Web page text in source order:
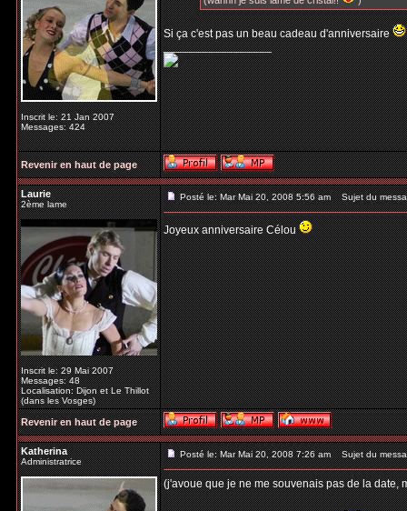
Inscrit le: 21 Jan 2007
Messages: 424
Si ça c'est pas un beau cadeau d'anniversaire
_________________
Revenir en haut de page
Laurie
2ème lame
Inscrit le: 29 Mai 2007
Messages: 48
Localisation: Dijon et Le Thillot
(dans les Vosges)
Posté le: Mar Mai 20, 2008 5:56 am Sujet du
Joyeux anniversaire Célou
Revenir en haut de page
Katherina
Administratrice
Posté le: Mar Mai 20, 2008 7:26 am Sujet du
(j'avoue que je ne me souvenais pas de la date,